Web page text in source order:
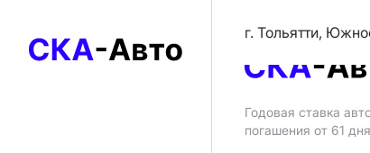
г. Тольятти,
Годовая ставка
погашения от 61